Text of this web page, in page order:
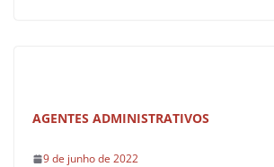
AGENTES ADMINISTRATIVOS
9 de junho de 2022